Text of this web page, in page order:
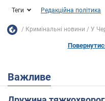
Теги Редакційна політика
Кримінальні новини У
Важливе